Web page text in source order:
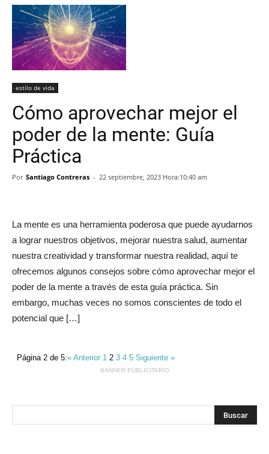
estilo de vida
Cómo aprovechar mejor el
poder de la mente: Guía
Práctica
Por Santiago Contreras - 22 septiembre, 2023 Hora:10:40 am
La mente es una herramienta poderosa que puede ayudarnos
a lograr nuestros objetivos, mejorar nuestra salud, aumentar
nuestra creatividad y transformar nuestra realidad, aquí te
ofrecemos algunos consejos sobre cómo aprovechar mejor el
poder de la mente a través de esta guía práctica. Sin
embargo, muchas veces no somos conscientes de todo el
potencial que […]
Página 2 de 5:« Anterior 12 345Siguiente »
BANNER PUBLICITARIO